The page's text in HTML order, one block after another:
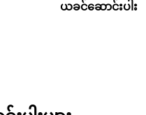
ယခင်ဆောင်းပါး